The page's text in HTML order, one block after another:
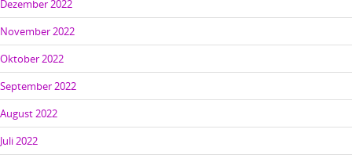
Dezember 2022
November 2022
Oktober 2022
September 2022
August 2022
Juli 2022